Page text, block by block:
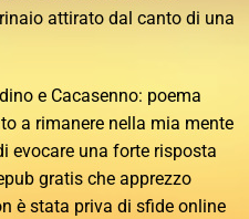
attirato dal canto di una
e Cacasenno: poema
a rimanere nella mia mente
evocare una forte risposta
gratis che apprezzo
è stata priva di sfide online